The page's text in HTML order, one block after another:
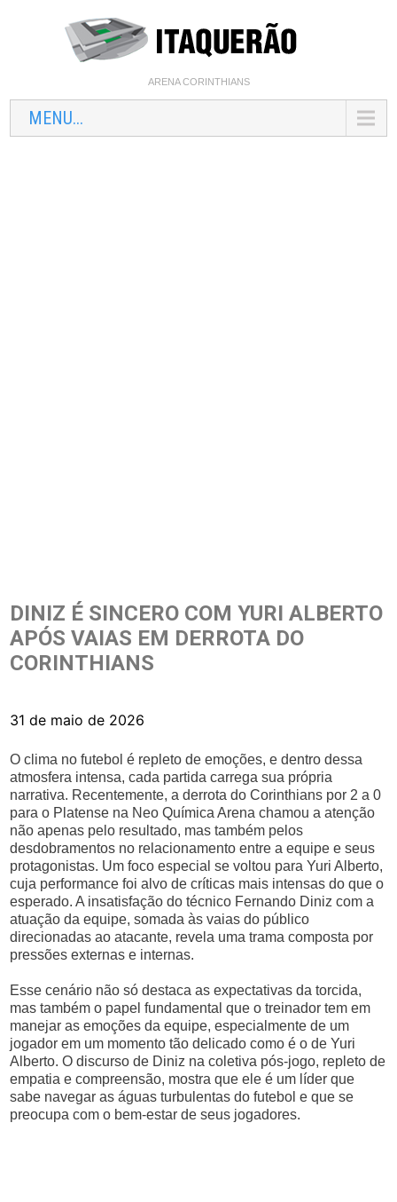
ARENA CORINTHIANS
MENU...
DINIZ É SINCERO COM YURI ALBERTO
APÓS VAIAS EM DERROTA DO
CORINTHIANS
31 de maio de 2026
O clima no futebol é repleto de emoções, e dentro dessa
atmosfera intensa, cada partida carrega sua própria
narrativa. Recentemente, a derrota do Corinthians por 2 a 0
para o Platense na Neo Química Arena chamou a atenção
não apenas pelo resultado, mas também pelos
desdobramentos no relacionamento entre a equipe e seus
protagonistas. Um foco especial se voltou para Yuri Alberto,
cuja performance foi alvo de críticas mais intensas do que o
esperado. A insatisfação do técnico Fernando Diniz com a
atuação da equipe, somada às vaias do público
direcionadas ao atacante, revela uma trama composta por
pressões externas e internas.
Esse cenário não só destaca as expectativas da torcida,
mas também o papel fundamental que o treinador tem em
manejar as emoções da equipe, especialmente de um
jogador em um momento tão delicado como é o de Yuri
Alberto. O discurso de Diniz na coletiva pós-jogo, repleto de
empatia e compreensão, mostra que ele é um líder que
sabe navegar as águas turbulentas do futebol e que se
preocupa com o bem-estar de seus jogadores.